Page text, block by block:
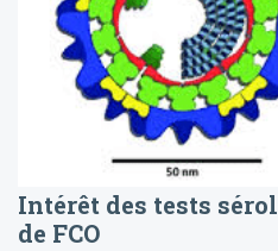
Intérêt des tests
de FCO